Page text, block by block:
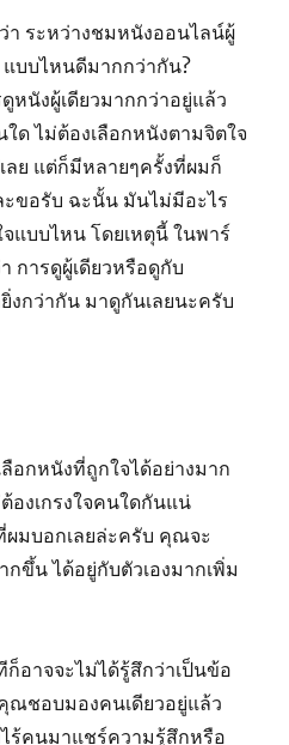
ระหว่างชมหนังออนไลน์ผู้
บบไหนดีมากกว่ากัน?
นังผู้เดียวมากกว่าอยู่แล้ว
ด ไม่ต้องเลือกหนังตามจิตใจ
ลย แต่ก็มีหลายๆครั้งที่ผมก็
ขอรับ ฉะนั้น มันไม่มีอะไร
แบบไหน โดยเหตุนี้ ในพาร์
การดูผู้เดียวหรือดูกับ
กว่ากัน มาดูกันเลยนะครับ
อกหนังที่ถูกใจได้อย่างมาก
งเกรงใจคนใดกันแน่
ผมบอกเลยล่ะครับ คุณจะ
ขึ้น ได้อยู่กับตัวเองมากเพิ่ม
อาจจะไม่ได้รู้สึกว่าเป็นข้อ
ณชอบมองคนเดียวอยู่แล้ว
ร้คนมาแชร์ความรู้สึกหรือ